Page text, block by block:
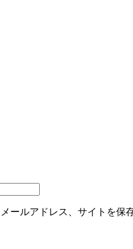
ールアドレス、サイトを保存